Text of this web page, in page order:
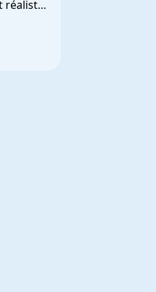
réaliste